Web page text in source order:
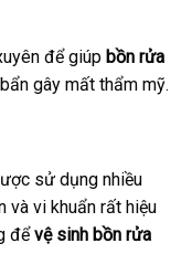
để giúp bồn rửa
gây mất thẩm mỹ.
sử dụng nhiều
và vi khuẩn rất hiệu
đểvệ sinh bồn rửa